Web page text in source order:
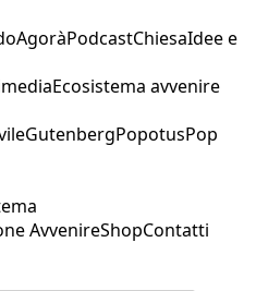
AgoràPodcastChiesaIdee e
Ecosistema avvenire
GutenbergPopotusPop
AvvenireShopContatti